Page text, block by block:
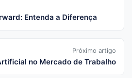
Entenda a Diferença
Próximo artigo
no Mercado de Trabalho